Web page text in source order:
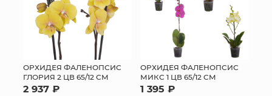
ПРЕДМЕТЫ ИНТЕРЬЕРА
МЯГКИЕ ИГРУШКИ
ОРХИДЕЯ ФАЛЕНОПСИС
ГЛОРИЯ 2 ЦВ 65/12 СМ
2 937 ₽
ОРХИДЕЯ ФАЛЕНОПСИС
МИКС 1 ЦВ 65/12 СМ
1 395 ₽